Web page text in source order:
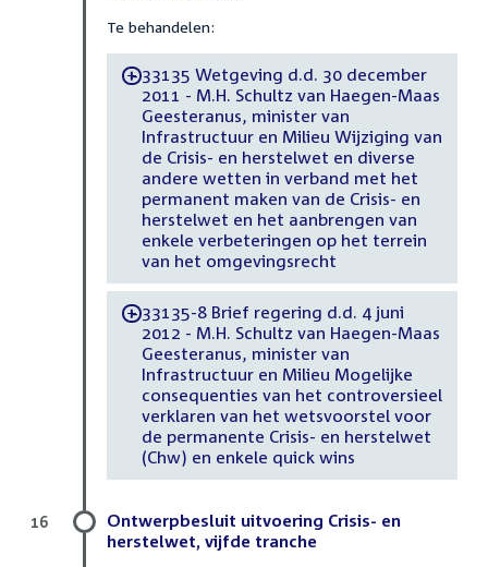
Te behandelen:
-33135 Wetgeving d.d. 30 december
2011 - M.H. Schultz van Haegen-Maas
Geesteranus, minister van
Infrastructuur en Milieu Wijziging van
de Crisis- en herstelwet en diverse
andere wetten in verband met het
permanent maken van de Crisis- en
herstelwet en het aanbrengen van
enkele verbeteringen op het terrein
van het omgevingsrecht
-33135-8 Brief regering d.d. 4 juni
2012 - M.H. Schultz van Haegen-Maas
Geesteranus, minister van
Infrastructuur en Milieu Mogelijke
consequenties van het controversieel
verklaren van het wetsvoorstel voor
de permanente Crisis- en herstelwet
(Chw) en enkele quick wins
Ontwerpbesluit uitvoering Crisis- en
herstelwet, vijfde tranche
16